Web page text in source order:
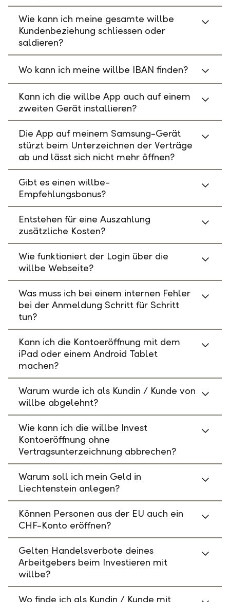
Wie kann ich meine gesamte willbe
Kundenbeziehung schliessen oder
saldieren?
Wo kann ich meine willbe IBAN finden?
Kann ich die willbe App auch auf einem
zweiten Gerät installieren?
Die App auf meinem Samsung-Gerät
stürzt beim Unterzeichnen der Verträge
ab und lässt sich nicht mehr öffnen?
Gibt es einen willbe-
Empfehlungsbonus?
Entstehen für eine Auszahlung
zusätzliche Kosten?
Wie funktioniert der Login über die
willbe Webseite?
Was muss ich bei einem internen Fehler
bei der Anmeldung Schritt für Schritt
tun?
Kann ich die Kontoeröffnung mit dem
iPad oder einem Android Tablet
machen?
Warum wurde ich als Kundin / Kunde von
willbe abgelehnt?
Wie kann ich die willbe Invest
Kontoeröffnung ohne
Vertragsunterzeichnung abbrechen?
Warum soll ich mein Geld in
Liechtenstein anlegen?
Können Personen aus der EU auch ein
CHF-Konto eröffnen?
Gelten Handelsverbote deines
Arbeitgebers beim Investieren mit
willbe?
Wo finde ich als Kundin / Kunde mit